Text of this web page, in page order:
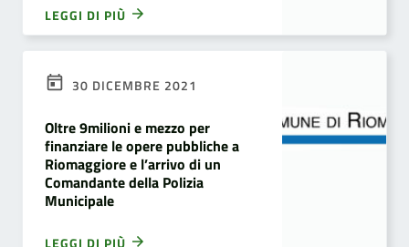
LEGGI DI PIÙ
30 DICEMBRE 2021
Oltre 9milioni e mezzo per
finanziare le opere pubbliche a
Riomaggiore e l’arrivo di un
Comandante della Polizia
Municipale
LEGGI DI PIÙ